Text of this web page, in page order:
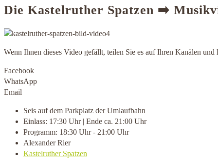
Die Kastelruther Spatzen ➡️
Wenn Ihnen dieses Video gefällt, teilen Sie es auf Ihren Kanälen
Facebook
WhatsApp
Email
Seis auf dem Parkplatz der Umlaufbahn
Einlass: 17:30 Uhr | Ende ca. 21:00 Uhr
Programm: 18:30 Uhr - 21:00 Uhr
Alexander Rier
Kastelruther Spatzen